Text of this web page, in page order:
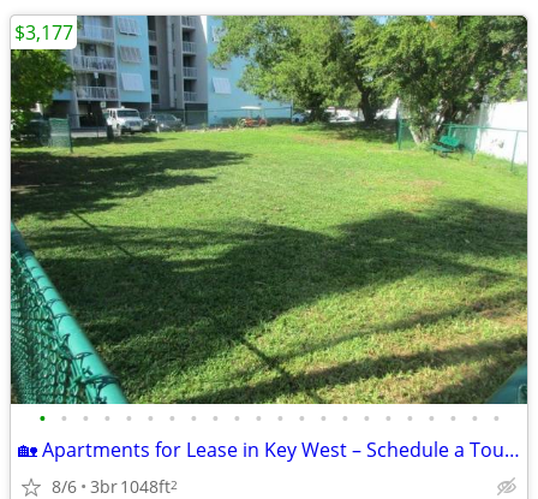
• • • • • • • • • • • • • • • • • • • • • •
🏡 Apartments for Lease in Key West – Schedule a Tour Today!
8/6 3br1048ft2
$3,177